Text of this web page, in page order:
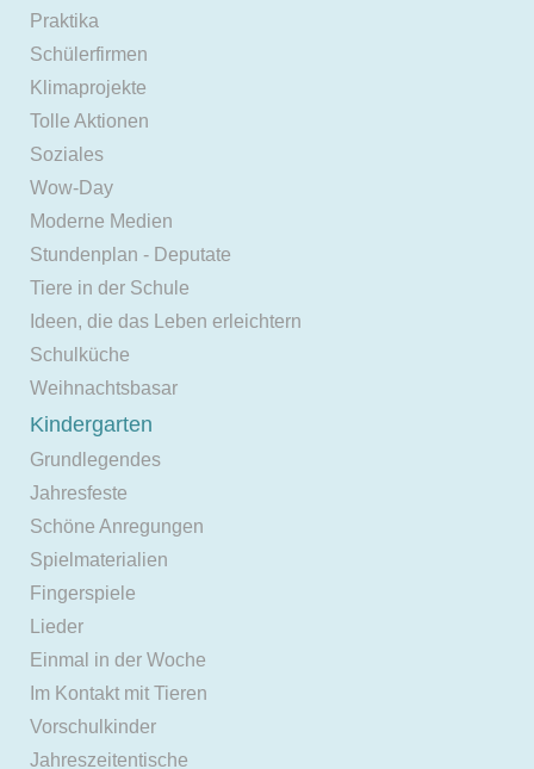
Praktika
Schülerfirmen
Klimaprojekte
Tolle Aktionen
Soziales
Wow-Day
Moderne Medien
Stundenplan - Deputate
Tiere in der Schule
Ideen, die das Leben erleichtern
Schulküche
Weihnachtsbasar
Kindergarten
Grundlegendes
Jahresfeste
Schöne Anregungen
Spielmaterialien
Fingerspiele
Lieder
Einmal in der Woche
Im Kontakt mit Tieren
Vorschulkinder
Jahreszeitentische